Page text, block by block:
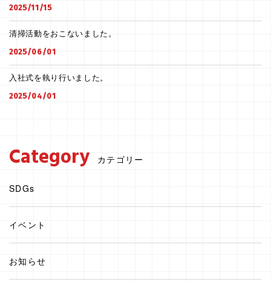
2025/11/15
清掃活動をおこないました。
2025/06/01
入社式を執り行いました。
2025/04/01
Category カテゴリー
SDGs
イベント
お知らせ